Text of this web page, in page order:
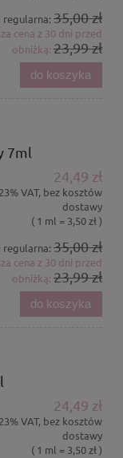
regularna: 35,00 zł
cena z 30 dni przed
obniżką: 23,99 zł
do koszyka
7ml
24,49 zł
VAT, bez kosztów
dostawy
( 1 ml = 3,50 zł )
regularna: 35,00 zł
cena z 30 dni przed
obniżką: 23,99 zł
do koszyka
24,49 zł
VAT, bez kosztów
dostawy
( 1 ml = 3,50 zł )